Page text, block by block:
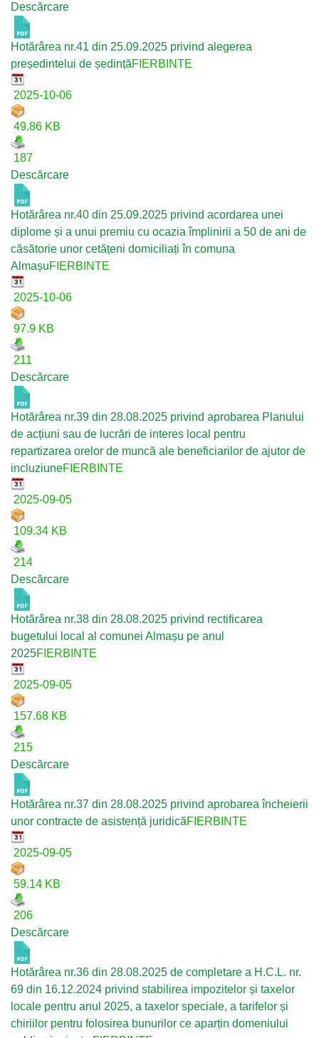
Descărcare
Hotărârea nr.41 din 25.09.2025 privind alegerea
președintelui de ședințăFIERBINTE
2025-10-06
49.86 KB
187
Descărcare
Hotărârea nr.40 din 25.09.2025 privind acordarea unei
diplome și a unui premiu cu ocazia împlinirii a 50 de ani de
căsătorie unor cetățeni domiciliați în comuna
AlmașuFIERBINTE
2025-10-06
97.9 KB
211
Descărcare
Hotărârea nr.39 din 28.08.2025 privind aprobarea Planului
de acțiuni sau de lucrări de interes local pentru
repartizarea orelor de muncă ale beneficiarilor de ajutor de
incluziuneFIERBINTE
2025-09-05
109.34 KB
214
Descărcare
Hotărârea nr.38 din 28.08.2025 privind rectificarea
bugetului local al comunei Almașu pe anul
2025FIERBINTE
2025-09-05
157.68 KB
215
Descărcare
Hotărârea nr.37 din 28.08.2025 privind aprobarea încheierii
unor contracte de asistență juridicăFIERBINTE
2025-09-05
59.14 KB
206
Descărcare
Hotărârea nr.36 din 28.08.2025 de completare a H.C.L. nr.
69 din 16.12.2024 privind stabilirea impozitelor și taxelor
locale pentru anul 2025, a taxelor speciale, a tarifelor și
chiriilor pentru folosirea bunurilor ce aparțin domeniului